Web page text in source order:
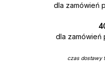
dla zamówień
dla zamówień
czas dostawy